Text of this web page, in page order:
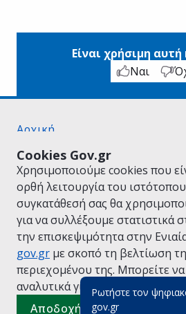
Ρωτήστε τον
gov.gr(πάτησε για
Cookies Gov.gr
Χρησιμοποιούμε cookies που
ορθή λειτουργία του
συγκατάθεσή σας θα
για να συλλέξουμε στατιστικά
την επισκεψιμότητα στην
gov.gr με σκοπό τη βελτίωση
περιεχομένου της. Μπορείτε
αναλυτικά για την Πολιτική
Αποδοχή όλων
Είναι χρήσιμη
Ναι
Αρχική
Όροι Χρήσης
Πολιτική Απορρήτου
Δήλωση προσβασιμότητας
Πολιτική cookies
Προτάσεις για το gov.gr
Υλοποίηση από το Υπουργείο
Διακυβέρνησης
Ελληνικά |Αγγλικά